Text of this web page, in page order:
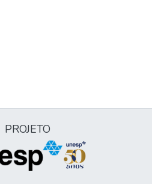
PROJETO